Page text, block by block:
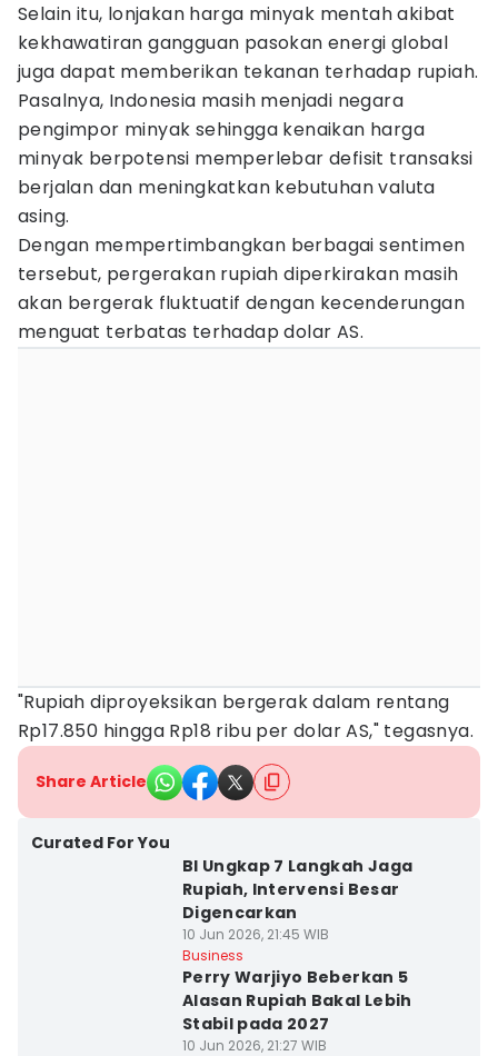
Selain itu, lonjakan harga minyak mentah akibat
kekhawatiran gangguan pasokan energi global
juga dapat memberikan tekanan terhadap rupiah.
Pasalnya, Indonesia masih menjadi negara
pengimpor minyak sehingga kenaikan harga
minyak berpotensi memperlebar defisit transaksi
berjalan dan meningkatkan kebutuhan valuta
asing.
Dengan mempertimbangkan berbagai sentimen
tersebut, pergerakan rupiah diperkirakan masih
akan bergerak fluktuatif dengan kecenderungan
menguat terbatas terhadap dolar AS.
"Rupiah diproyeksikan bergerak dalam rentang
Rp17.850 hingga Rp18 ribu per dolar AS," tegasnya.
Share Article
Curated For You
BI Ungkap 7 Langkah Jaga
Rupiah, Intervensi Besar
Digencarkan
10 Jun 2026, 21:45 WIB
Business
Perry Warjiyo Beberkan 5
Alasan Rupiah Bakal Lebih
Stabil pada 2027
10 Jun 2026, 21:27 WIB